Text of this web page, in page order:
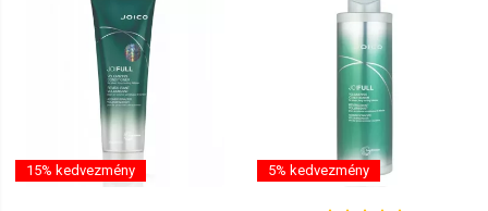
15% kedvezmény 5% kedvezmény